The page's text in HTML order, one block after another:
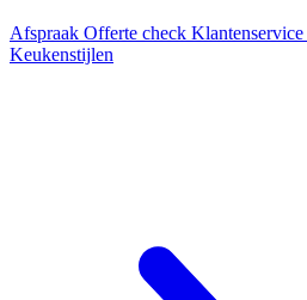
Afspraak Offerte check Klantenservice
Keukenstijlen